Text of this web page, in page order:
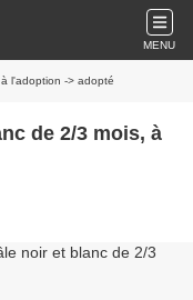
MENU
l'adoption -> adopté
de 2/3 mois, à